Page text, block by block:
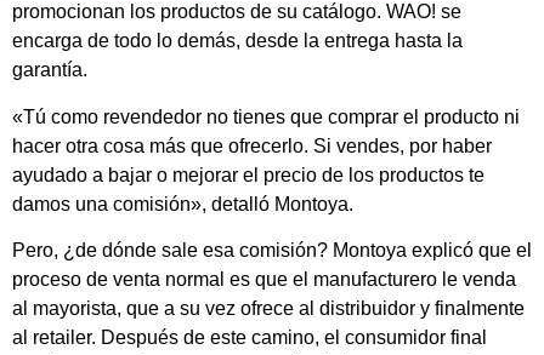
promocionan los productos de su catálogo. WAO! se
encarga de todo lo demás, desde la entrega hasta la
garantía.
«Tú como revendedor no tienes que comprar el producto ni
hacer otra cosa más que ofrecerlo. Si vendes, por haber
ayudado a bajar o mejorar el precio de los productos te
damos una comisión», detalló Montoya.
Pero, ¿de dónde sale esa comisión? Montoya explicó que el
proceso de venta normal es que el manufacturero le venda
al mayorista, que a su vez ofrece al distribuidor y finalmente
al retailer. Después de este camino, el consumidor final